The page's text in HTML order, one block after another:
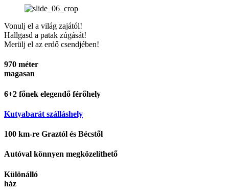
Vonulj el a világ zajától!
Hallgasd a patak zúgását!
Merülj el az erdő csendjében!
970 méter
magasan
6+2 főnek elegendő férőhely
Kutyabarát szálláshely
100 km-re Graztól és Bécstől
Autóval könnyen megközelíthető
Különálló
ház